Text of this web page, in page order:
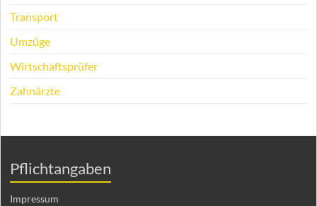
Transport
Umzüge
Wirtschaftsprüfer
Zahnärzte
Pflichtangaben
Impressum